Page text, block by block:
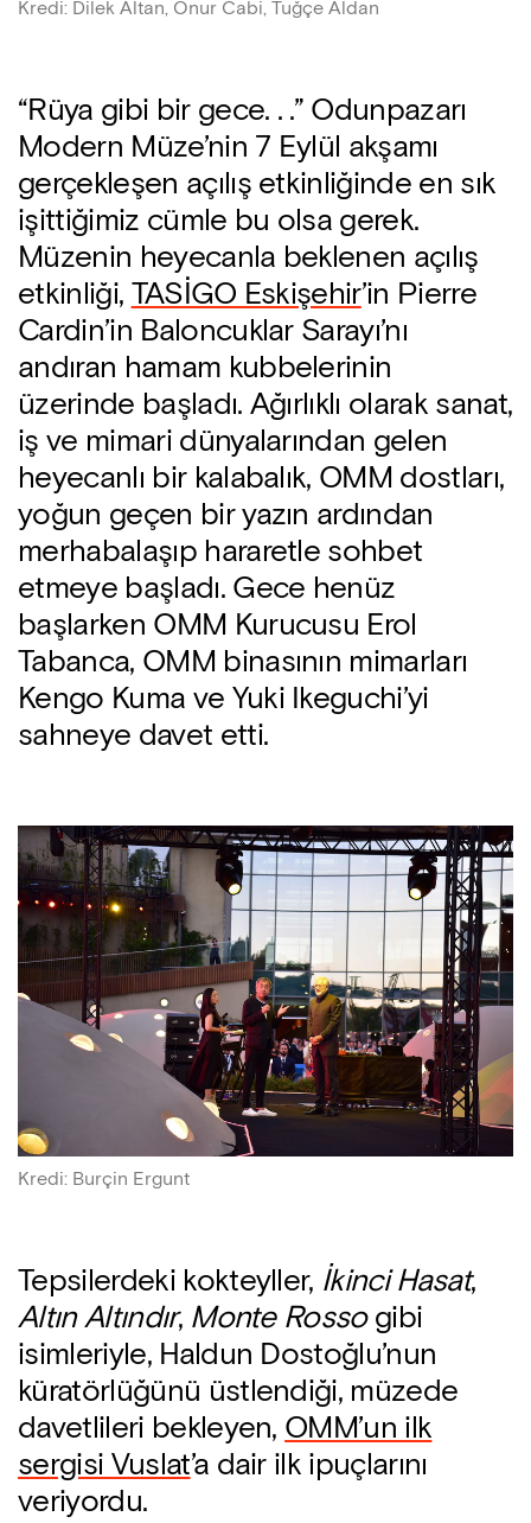
Kredi: Dilek Altan, Onur Cabi, Tuğçe Aldan
“Rüya gibi bir gece. . .” Odunpazarı
Modern Müze’nin 7 Eylül akşamı
gerçekleşen açılış etkinliğinde en sık
işittiğimiz cümle bu olsa gerek.
Müzenin heyecanla beklenen açılış
etkinliği, TASİGO Eskişehir’in Pierre
Cardin’in Baloncuklar Sarayı’nı
andıran hamam kubbelerinin
üzerinde başladı. Ağırlıklı olarak sanat,
iş ve mimari dünyalarından gelen
heyecanlı bir kalabalık, OMM dostları,
yoğun geçen bir yazın ardından
merhabalaşıp hararetle sohbet
etmeye başladı. Gece henüz
başlarken OMM Kurucusu Erol
Tabanca, OMM binasının mimarları
Kengo Kuma ve Yuki Ikeguchi’yi
sahneye davet etti.
Kredi: Burçin Ergunt
Tepsilerdeki kokteyller, İkinci Hasat,
Altın Altındır, Monte Rossogibi
isimleriyle, Haldun Dostoğlu’nun
küratörlüğünü üstlendiği, müzede
davetlileri bekleyen, OMM’un ilk
sergisi Vuslat’a dair ilk ipuçlarını
veriyordu.